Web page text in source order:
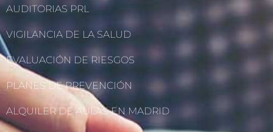
AUDITORIAS PRL
VIGILANCIA DE LA SALUD
EVALUACIÓN DE RIESGOS
PLANES DE PREVENCIÓN
ALQUILER DE AULAS EN MADRID